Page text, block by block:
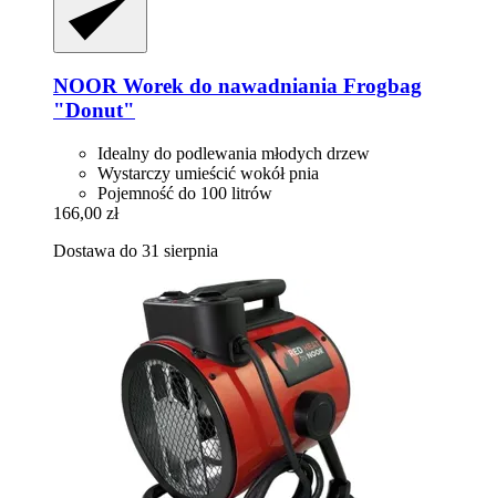
NOOR Worek do nawadniania Frogbag
"Donut"
Idealny do podlewania młodych drzew
Wystarczy umieścić wokół pnia
Pojemność do 100 litrów
166,00 zł
Dostawa do 31 sierpnia